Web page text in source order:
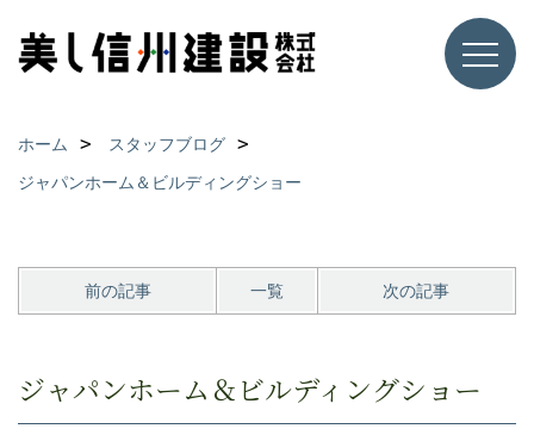
ホーム
スタッフブログ
ジャパンホーム＆ビルディングショー
前の記事 一覧 次の記事
ジャパンホーム＆ビルディングショー